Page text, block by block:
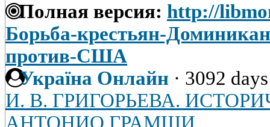
Полная версия: http://
Борьба-крестьян-
против-США
Україна Онлайн · 3092
И. В. ГРИГОРЬЕВА.